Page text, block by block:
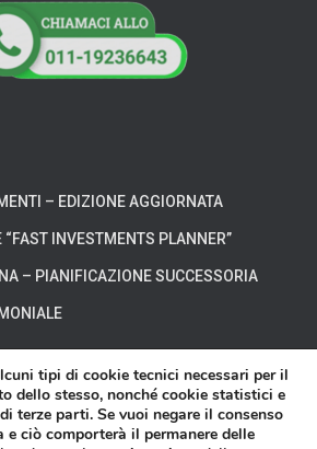
– EDIZIONE AGGIORNATA
“FAST INVESTMENTS PLANNER”
– PIANIFICAZIONE SUCCESSORIA
DOVE SIAMO DICONO DI NOI
tipi di cookie tecnici necessari per il
dello stesso, nonché cookie statistici e
terze parti. Se vuoi negare il consenso
ciò comporterà il permanere delle